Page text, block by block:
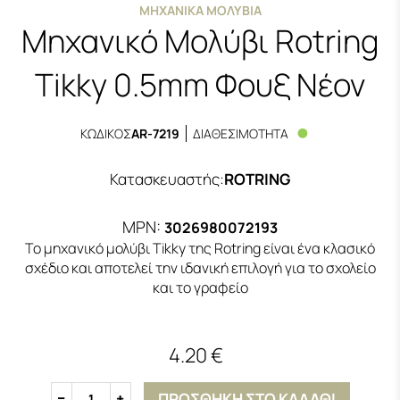
ΜΗΧΑΝΙΚΆ ΜΟΛΎΒΙΑ
Μηχανικό Μολύβι Rotring
Tikky 0.5mm Φουξ Νέον
ΚΩΔΙΚΟΣAR-7219 ΔΙΑΘΕΣΙΜΟΤΗΤΑ
Κατασκευαστής:ROTRING
MPN: 3026980072193
Το μηχανικό μολύβι Tikky της Rotring είναι ένα κλασικό
σχέδιο και αποτελεί την ιδανική επιλογή για το σχολείο
και το γραφείο
4.20 €